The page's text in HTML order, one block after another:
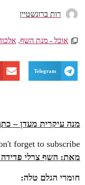
רות ברונשטיין
אוכל - מנת השף,
Telegram
מנה עיקרית מעדן –
forget to subscribe!
מאת: השף צרלי פדידה
חומרי הגלם טלה: